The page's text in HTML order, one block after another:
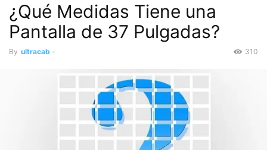
¿Qué Medidas Tiene una
Pantalla de 37 Pulgadas?
By ultracab - 310